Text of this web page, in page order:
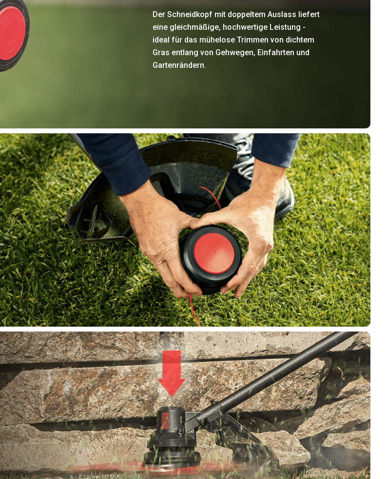
Der Schneidkopf mit doppeltem Auslass liefert
eine gleichmäßige, hochwertige Leistung -
ideal für das mühelose Trimmen von dichtem
Gras entlang von Gehwegen, Einfahrten und
Gartenrändern.